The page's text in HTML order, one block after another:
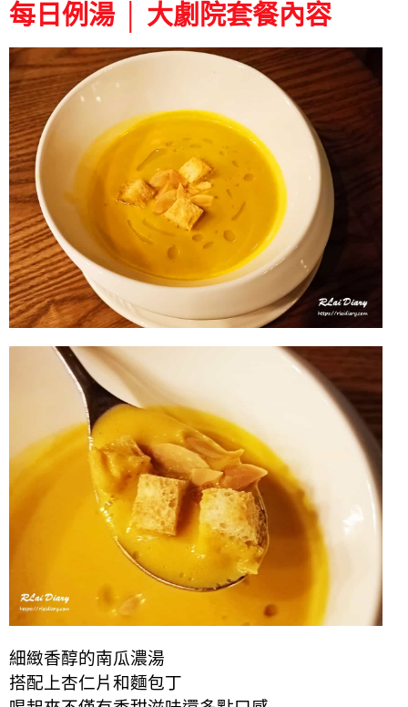
每日例湯 │ 大劇院套餐內容
細緻香醇的南瓜濃湯
搭配上杏仁片和麵包丁